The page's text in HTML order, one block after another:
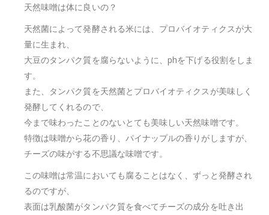
天然味噌は体に良いの？
天然菌によって発酵される米には、プロバイオティクスが大
量に生まれ、
大豆のタンパク質を腐らないように、phを下げる役割をしま
す。
また、タンパク質を天然菌とプロバイオティクスが美味しく
発酵してくれるので、
今まで味わったことのないとても美味しい天然味噌です。
特徴は味噌から花の香り、パイナップルの香りがしますが、
チーズの味がする不思議な味噌です。
この味噌は常温においても腐ることはなく、ずっと発酵され
るのですが、
表面は乳酸菌がタンパク質を食べてチーズの成分を吐き出